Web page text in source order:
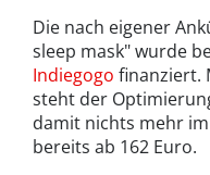
Die nach eigener
sleep mask" wurde
Indiegogo finanziert.
steht der
damit nichts mehr
bereits ab 162 Euro.